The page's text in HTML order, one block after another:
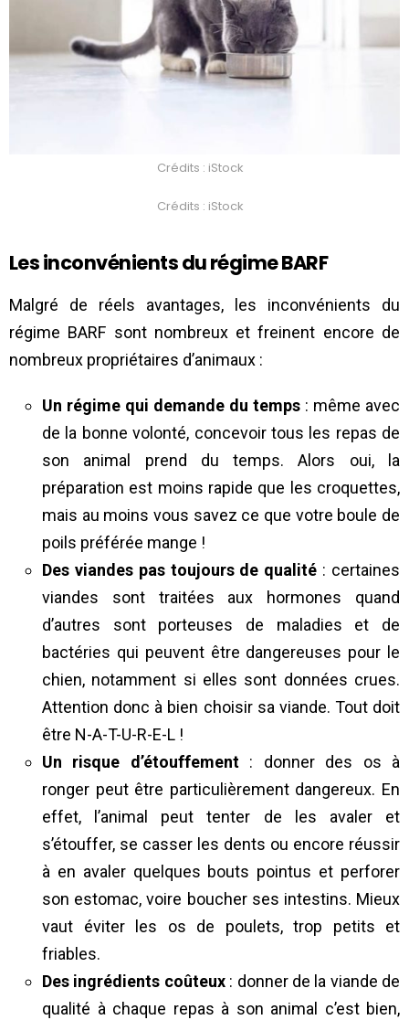
Crédits : iStock
Crédits : iStock
Les inconvénientsdu régime BARF
Malgré de réels avantages, les inconvénients du
régime BARF sont nombreux et freinent encore de
nombreux propriétaires d’animaux :
Un régime qui demande du temps : même avec
de la bonne volonté, concevoir tous les repas de
son animal prend du temps. Alors oui, la
préparation est moins rapide que les croquettes,
mais au moins vous savez ce que votre boule de
poils préférée mange !
Des viandes pas toujours de qualité : certaines
viandes sont traitées aux hormones quand
d’autres sont porteuses de maladies et de
bactéries qui peuvent être dangereuses pour le
chien, notamment si elles sont données crues.
Attention donc à bien choisir sa viande. Tout doit
être N-A-T-U-R-E-L !
Un risque d’étouffement: donner des os à
ronger peut être particulièrement dangereux. En
effet, l’animal peut tenter de les avaler et
s’étouffer, se casser les dents ou encore réussir
à en avaler quelques bouts pointus et perforer
son estomac, voire boucher ses intestins. Mieux
vaut éviter les os de poulets, trop petits et
friables.
Des ingrédients coûteux: donner de la viande de
qualité à chaque repas à son animal c’est bien,